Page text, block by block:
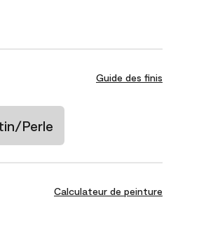
Guide des finis
Perle
Calculateur de peinture